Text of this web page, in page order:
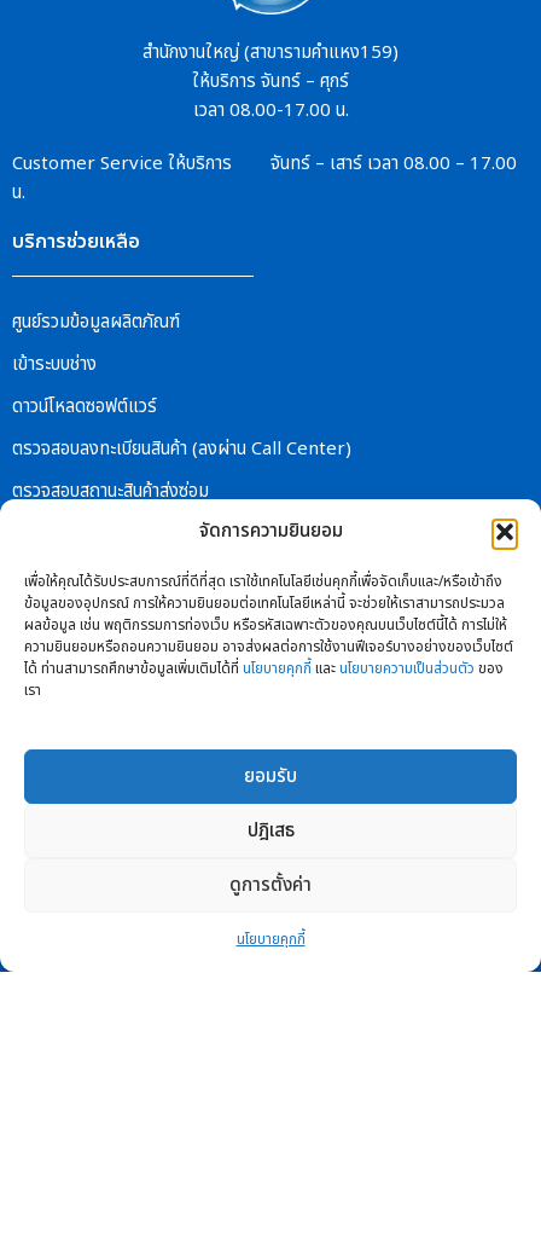
จัดการความยินยอม
เพื่อให้คุณได้รับประสบการณ์ที่ดีที่สุด เราใช้เทคโนโลยีเช่นคุกกี้เพื่อจัดเก็บและ/หรือเข้าถึง
ข้อมูลของอุปกรณ์ การให้ความยินยอมต่อเทคโนโลยีเหล่านี้ จะช่วยให้เราสามารถประมวล
ผลข้อมูล เช่น พฤติกรรมการท่องเว็บ หรือรหัสเฉพาะตัวของคุณบนเว็บไซต์นี้ได้ การไม่ให้
ความยินยอมหรือถอนความยินยอม อาจส่งผลต่อการใช้งานฟีเจอร์บางอย่างของเว็บไซต์
ได้ ท่านสามารถศึกษาข้อมูลเพิ่มเติมได้ที่ นโยบายคุกกี้ และนโยบายความเป็นส่วนตัว ของ
เรา
ยอมรับ
ปฎิเสธ
ดูการตั้งค่า
นโยบายคุกกี้
สำนักงานใหญ่ (สาขารามคำแหง159)
ให้บริการ จันทร์ – ศุกร์
เวลา 08.00-17.00 น.
Customer Service ให้บริการ จันทร์ – เสาร์ เวลา 08.00 – 17.00
น.
บริการช่วยเหลือ
ศูนย์รวมข้อมูลผลิตภัณฑ์
เข้าระบบช่าง
ดาวน์โหลดซอฟต์แวร์
ตรวจสอบลงทะเบียนสินค้า (ลงผ่าน Call Center)
ตรวจสอบสถานะสินค้าส่งซ่อม
เกี่ยวกับเรา
ร่วมงานกับเรา
PSI HOME